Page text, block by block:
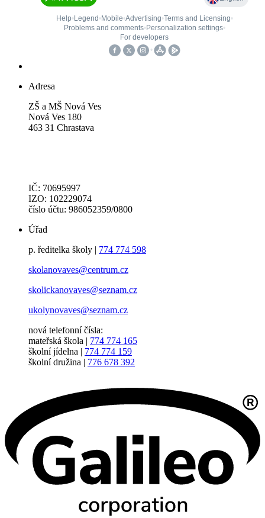
Adresa
ZŠ a MŠ Nová Ves
Nová Ves 180
463 31 Chrastava
IČ: 70695997
IZO: 102229074
číslo účtu: 986052359/0800
Úřad
p. ředitelka školy | 774 774 598
skolanovaves@centrum.cz
skolickanovaves@seznam.cz
ukolynovaves@seznam.cz
nová telefonní čísla:
mateřská škola | 774 774 165
školní jídelna | 774 774 159
školní družina | 776 678 392